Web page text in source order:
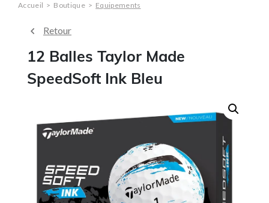
Accueil > Boutique > Equipements
Retour
12 Balles Taylor Made
SpeedSoft Ink Bleu